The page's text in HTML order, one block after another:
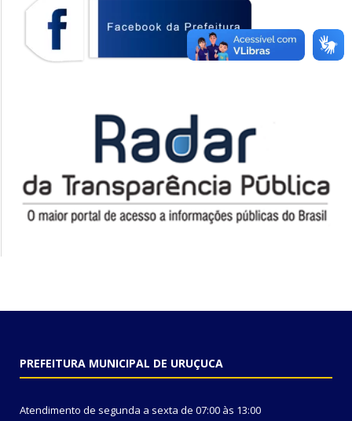
PREFEITURA MUNICIPAL DE URUÇUCA
Atendimento de segunda a sexta de 07:00 às 13:00